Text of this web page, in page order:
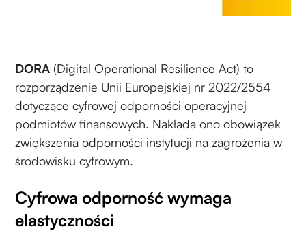
DORA (Digital Operational Resilience Act) to
rozporządzenie Unii Europejskiej nr 2022/2554
dotyczące cyfrowej odporności operacyjnej
podmiotów finansowych. Nakłada ono obowiązek
zwiększenia odporności instytucji na zagrożenia w
środowisku cyfrowym.
Cyfrowa odporność wymaga
elastyczności